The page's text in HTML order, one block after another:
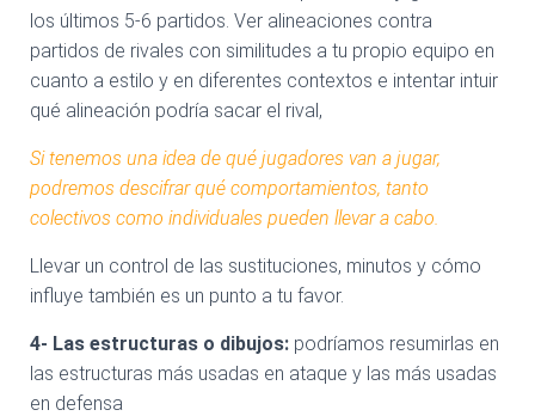
los últimos 5-6 partidos. Ver alineaciones contra
partidos de rivales con similitudes a tu propio equipo en
cuanto a estilo y en diferentes contextos e intentar intuir
qué alineación podría sacar el rival,
Si tenemos una idea de qué jugadores van a jugar,
podremos descifrar qué comportamientos, tanto
colectivos como individuales pueden llevar a cabo.
Llevar un control de las sustituciones, minutos y cómo
influye también es un punto a tu favor.
4- Las estructuras o dibujos: podríamos resumirlas en
las estructuras más usadas en ataque y las más usadas
en defensa